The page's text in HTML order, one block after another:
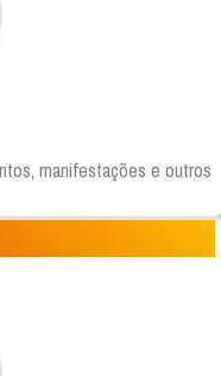
manifestações e outros